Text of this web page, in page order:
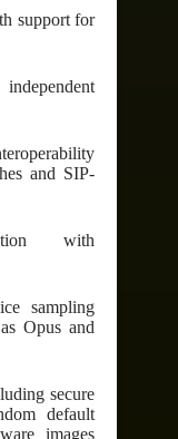
support for
and SIP-
with
sampling
Opus and
secure
default
images